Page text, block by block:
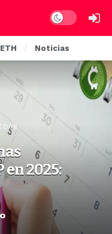
Dark mode
ETH Noticias
2025: